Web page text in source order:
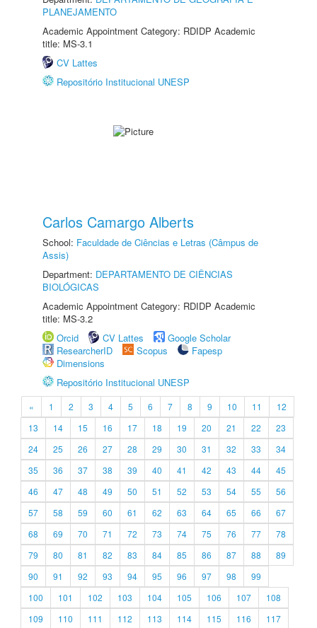
PLANEJAMENTO
Academic Appointment Category: RDIDP Academic
title: MS-3.1
CV Lattes
Repositório Institucional UNESP
Carlos Camargo Alberts
School: Faculdade de Ciências e Letras (Câmpus de
Assis)
Department: DEPARTAMENTO DE CIÊNCIAS
BIOLÓGICAS
Academic Appointment Category: RDIDP Academic
title: MS-3.2
Orcid
CV Lattes
Google Scholar
ResearcherID
Scopus
Fapesp
Dimensions
Repositório Institucional UNESP
« 1 2 3 4 5 6 7 8 9 10 11
12
13
14 15 16 17 18 19 20 21 22
23
24
25 26 27 28 29 30 31 32 33
34
35
36 37 38 39 40 41 42 43 44
45
46
47 48 49 50 51 52 53 54 55
56
57
58 59 60 61 62 63 64 65 66
67
68
69 70 71 72 73 74 75 76 77
78
79
80 81 82 83 84 85 86 87 88
89
90
91 92 93 94 95 96 97 98
99
100
101 102 103 104 105 106 107
108
109
110 111 112 113 114 115 116
117